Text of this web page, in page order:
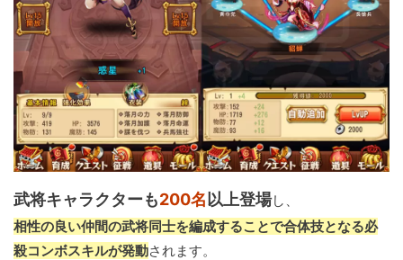
武将キャラクターも200名 以上登場し、
相性の良い仲間の武将同士を編成することで合体技となる必
殺コンボスキルが発動されます。